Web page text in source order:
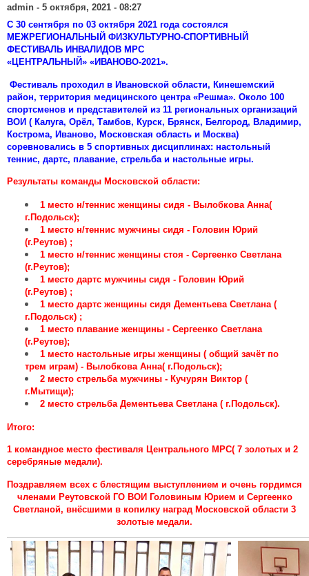
admin - 5 октября, 2021 - 08:27
С 30 сентября по 03 октября 2021 года состоялся
МЕЖРЕГИОНАЛЬНЫЙ ФИЗКУЛЬТУРНО-СПОРТИВНЫЙ
ФЕСТИВАЛЬ ИНВАЛИДОВ МРС
«ЦЕНТРАЛЬНЫЙ» «ИВАНОВО-2021».
Фестиваль проходил в Ивановской области, Кинешемский
район, территория медицинского центра «Решма». Около 100
спортсменов и представителей из 11 региональных организаций
ВОИ ( Калуга, Орёл, Тамбов, Курск, Брянск, Белгород, Владимир,
Кострома, Иваново, Московская область и Москва)
соревновались в 5 спортивных дисциплинах: настольный
теннис, дартс, плавание, стрельба и настольные игры.
Результаты команды Московской области:
1 место н/теннис женщины сидя - Вылобкова Анна(
г.Подольск);
1 место н/теннис мужчины сидя - Головин Юрий
(г.Реутов) ;
1 место н/теннис женщины стоя - Сергеенко Светлана
(г.Реутов);
1 место дартс мужчины сидя - Головин Юрий
(г.Реутов) ;
1 место дартс женщины сидя Дементьева Светлана (
г.Подольск) ;
1 место плавание женщины - Сергеенко Светлана
(г.Реутов);
1 место настольные игры женщины ( общий зачёт по
трем играм) - Вылобкова Анна( г.Подольск);
2 место стрельба мужчины - Кучурян Виктор (
г.Мытищи);
2 место стрельба Дементьева Светлана ( г.Подольск).
Итого:
1 командное место фестиваля Центрального МРС( 7 золотых и 2
серебряные медали).
Поздравляем всех с блестящим выступлением и очень гордимся
членами Реутовской ГО ВОИ Головиным Юрием и Сергеенко
Светланой, внёсшими в копилку наград Московской области 3
золотые медали.